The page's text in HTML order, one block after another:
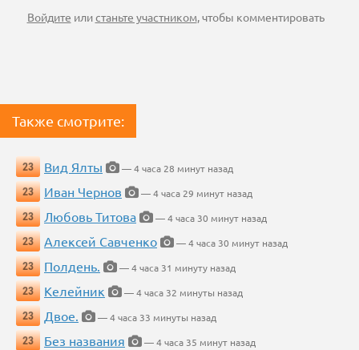
Войдите илистаньте участником, чтобы комментировать
Также смотрите:
23 Вид Ялты
— 4 часа 28 минут назад
23
Иван Чернов
— 4 часа 29 минут назад
23
Любовь Титова
— 4 часа 30 минут назад
23
Алексей Савченко
— 4 часа 30 минут назад
23
Полдень.
— 4 часа 31 минуту назад
23
Келейник
— 4 часа 32 минуты назад
23
Двое.
— 4 часа 33 минуты назад
23
Без названия
— 4 часа 35 минут назад